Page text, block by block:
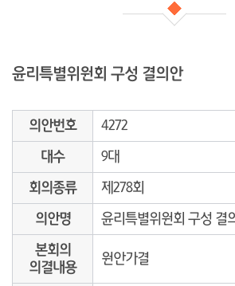
윤리특별위원회 구성 결의안
의안번호 4272
대수 9대
회의종류 제278회
의안명 윤리특별위원회 구성 결
본회의
의결내용
원안가결